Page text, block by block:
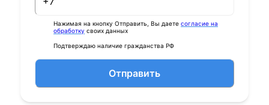
Нажимая на кнопку Отправить, Вы даете согласие на
обработку своих данных
Подтверждаю наличие гражданства РФ
Отправить